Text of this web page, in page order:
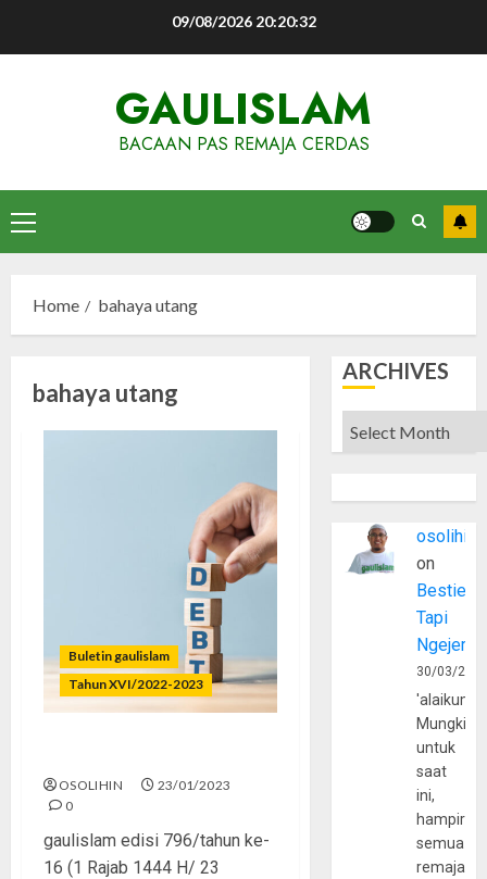
09/08/2026 20:20:33
GAULISLAM
BACAAN PAS REMAJA CERDAS
Primary
Menu
Home bahaya utang
bahaya utang
Buletin gaulislam
Tahun XVI/2022-2023
OSOLIHIN
23/01/2023
0
gaulislam edisi 796/tahun ke-
16 (1 Rajab 1444 H/ 23
ARCHIVES
Archives
osolihin
on
Bestie
Tapi
30/03/
Mungkin
untuk
saat
ini,
hampir
semua
remaja